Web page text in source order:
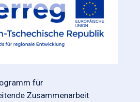
für
Zusammenarbeit